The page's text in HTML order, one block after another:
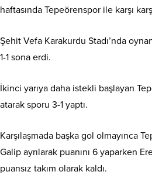
haftasında Tepeörenspor ile karşı
Şehit Vefa Karakurdu Stadı’nda
1-1 sona erdi.
İkinci yarıya daha istekli başlayan
atarak sporu 3-1 yaptı.
Karşılaşmada başka gol olmayınca
Galip ayrılarak puanını 6 yaparken
puansız takım olarak kaldı.